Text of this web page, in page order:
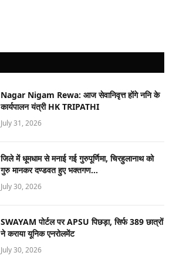
Nagar Nigam Rewa: आज सेवानिवृत्त होंगे ननि के
कार्यपालन यंत्री HK TRIPATHI
July 31, 2026
जिले में धूमधाम से मनाई गई गुरुपूर्णिमा, चिरहुलानाथ को
गुरु मानकर दण्डवत हुए भक्तगण…
July 30, 2026
SWAYAM पोर्टल पर APSU पिछड़ा, सिर्फ 389 छात्रों
ने कराया यूनिक एनरोलमेंट
July 30, 2026